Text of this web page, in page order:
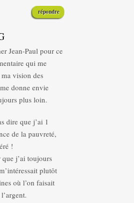
répondre
Jean-Paul pour ce
qui me
vision des
donne envie
plus loin.
dire que j’ai 1
de la pauvreté,
!
que j’ai toujours
plutôt
où l’on faisait